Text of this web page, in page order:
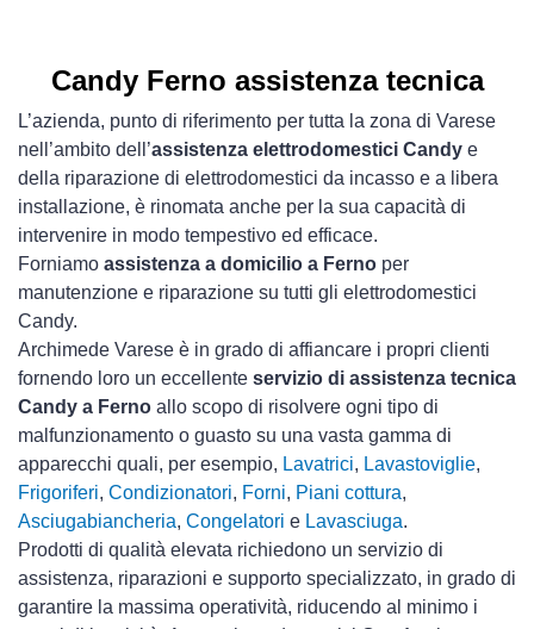
Candy Ferno assistenza tecnica
L’azienda, punto di riferimento per tutta la zona di Varese
nell’ambito dell’assistenza elettrodomestici Candy e
della riparazione di elettrodomestici da incasso e a libera
installazione, è rinomata anche per la sua capacità di
intervenire in modo tempestivo ed efficace.
Forniamo assistenza a domicilio a Ferno per
manutenzione e riparazione su tutti gli elettrodomestici
Candy.
Archimede Varese è in grado di affiancare i propri clienti
fornendo loro un eccellente servizio di assistenza tecnica
Candy a Ferno allo scopo di risolvere ogni tipo di
malfunzionamento o guasto su una vasta gamma di
apparecchi quali, per esempio, Lavatrici, Lavastoviglie,
Frigoriferi, Condizionatori, Forni, Piani cottura,
Asciugabiancheria, Congelatori e Lavasciuga.
Prodotti di qualità elevata richiedono un servizio di
assistenza, riparazioni e supporto specializzato, in grado di
garantire la massima operatività, riducendo al minimo i